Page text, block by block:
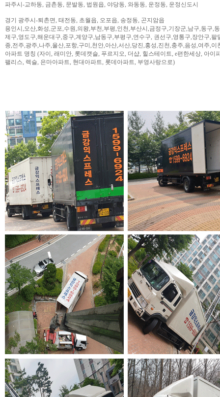
파주시-교하동, 금촌동, 문발동, 법원읍, 야당동, 와동동, 운정동, 운정신도시
경기 광주시-퇴촌면, 태전동, 초월읍, 오포읍, 송정동, 곤지암읍
용인시,오산,화성,군포,수원,의왕,부천,부평,인천,부산시,금정구,기장군,남구,동구,
제구,영도구,해운대구,중구,계양구,남동구,부평구,연수구, 권선구,영통구,장안구,
종,전주,광주,나주,울산,포항,구미,천안,아산,서산,당진,홍성,진천,충주,음성,여주,이
아파트 명칭 (자이, 래미안, 롯데캣슬, 푸르지오, 더샵, 힐스테이트, e편한세상, 아이
팰리스, 렉슬, 은마아파트, 현대아파트, 롯데아파트, 부영사랑으로)